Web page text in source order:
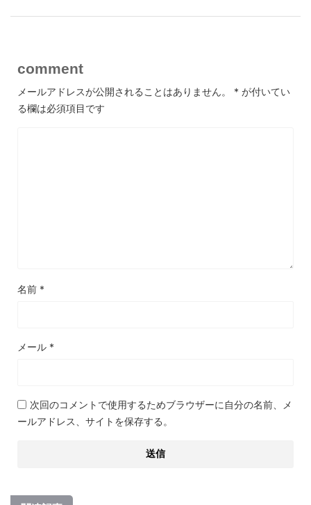
comment
メールアドレスが公開されることはありません。 * が付いてい
る欄は必須項目です
名前 *
メール *
次回のコメントで使用するためブラウザーに自分の名前、メ
ールアドレス、サイトを保存する。